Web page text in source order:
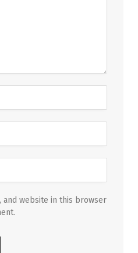
and website in this browser